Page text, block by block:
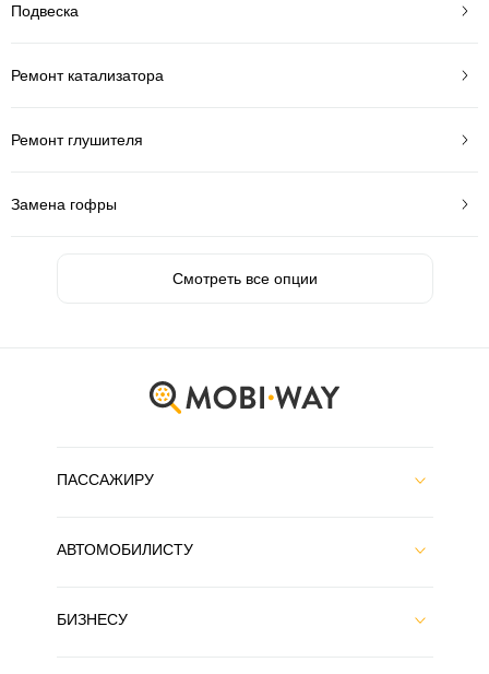
Подвеска
Ремонт катализатора
Ремонт глушителя
Замена гофры
Смотреть все опции
ПАССАЖИРУ
АВТОМОБИЛИСТУ
БИЗНЕСУ